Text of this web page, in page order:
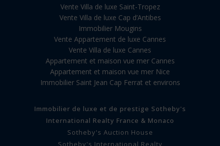
Vente Villa de luxe Saint-Tropez
Vente Villa de luxe Cap d’Antibes
Immobilier Mougins
Vente Appartement de luxe Cannes
Vente Villa de luxe Cannes
Appartement et maison vue mer Cannes
Appartement et maison vue mer Nice
Immobilier Saint Jean Cap Ferrat et environs
Immobilier de luxe et de prestige Sotheby's
International Realty France & Monaco
Sotheby's Auction House
Sotheby's International Realty